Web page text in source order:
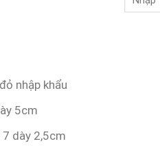
nhập khẩu
5cm
dày 2,5cm